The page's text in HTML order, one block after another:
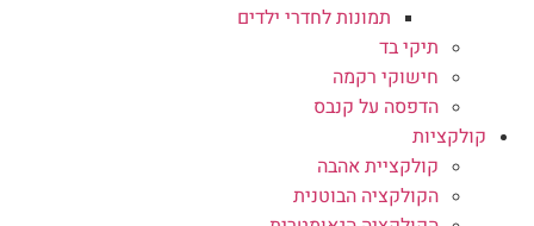
תמונות לחדרי ילדים
תיקי בד
חישוקי רקמה
הדפסה על קנבס
קולקציות
קולקציית אהבה
הקולקציה הבוטנית